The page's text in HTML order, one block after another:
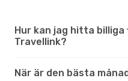
Hur kan jag hitta billiga
Travellink?
När är den bästa